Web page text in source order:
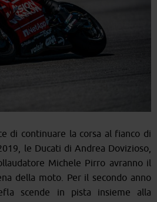
di continuare la corsa al fianco di
le Ducati di Andrea Dovizioso,
Michele Pirro avranno il
della moto. Per il secondo anno
scende in pista insieme alla